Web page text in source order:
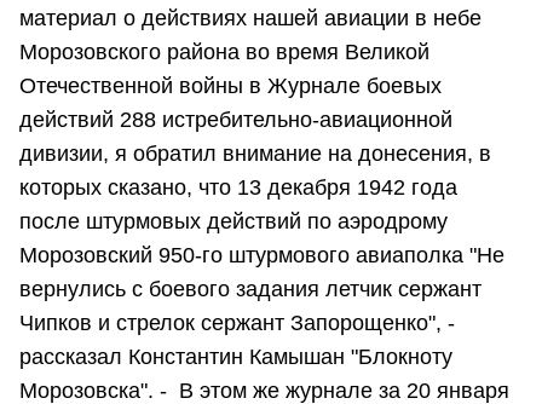
материал о действиях нашей авиации в небе
Морозовского района во время Великой
Отечественной войны в Журнале боевых
действий 288 истребительно-авиационной
дивизии, я обратил внимание на донесения, в
которых сказано, что 13 декабря 1942 года
после штурмовых действий по аэродрому
Морозовский 950-го штурмового авиаполка "Не
вернулись с боевого задания летчик сержант
Чипков и стрелок сержант Запорощенко", -
рассказал Константин Камышан "Блокноту
Морозовска". - В этом же журнале за 20 января